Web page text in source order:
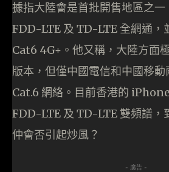
據指大陸會是首批開售地區之
FDD-LTE 及 TD-LTE 全網通，
Cat6 4G+。他又稱，大陸方面
版本，但僅中國電信和中國移
Cat.6 網絡。目前香港的
FDD-LTE 及 TD-LTE 雙頻譜，
仲會否引起炒風？
- 廣告 -